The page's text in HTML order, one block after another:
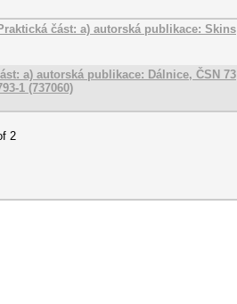
část: a) autorská publikace: Skins
a) autorská publikace: Dálnice, ČSN 73
1 (737060)
2